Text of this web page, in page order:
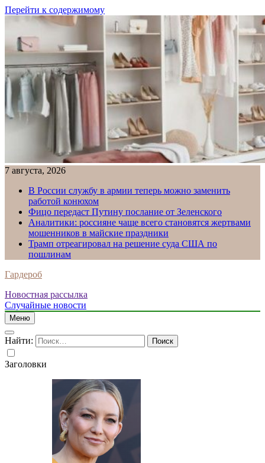
Перейти к содержимому
7 августа, 2026
В России службу в армии теперь можно заменить
работой конюхом
Фицо передаст Путину послание от Зеленского
Аналитики: россияне чаще всего становятся жертвами
мошенников в майские праздники
Трамп отреагировал на решение суда США по
пошлинам
Гардероб
Новостная рассылка
Случайные новости
Меню
Найти:
Заголовки